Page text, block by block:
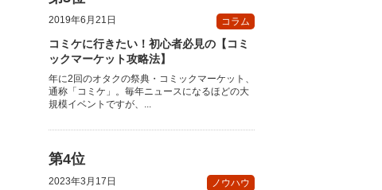
2019年6月21日 コラム
コミケに行きたい！初心者必見の【コミ
ックマーケット攻略法】
年に2回のオタクの祭典・コミックマーケット、
通称「コミケ」。毎年ニュースになるほどの大
規模イベントですが、...
2023年3月17日 ノウハウ